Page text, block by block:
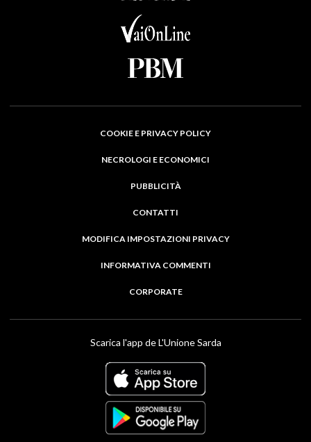
COOKIE E PRIVACY POLICY
NECROLOGI E ECONOMICI
PUBBLICITÀ
CONTATTI
MODIFICA IMPOSTAZIONI PRIVACY
INFORMATIVA COMMENTI
CORPORATE
Scarica l'app de L'Unione Sarda